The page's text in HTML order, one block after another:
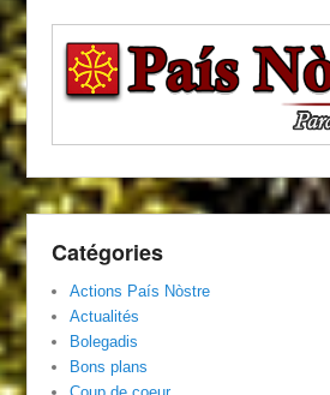
Catégories
Actions País Nòstre
Actualités
Bolegadis
Bons plans